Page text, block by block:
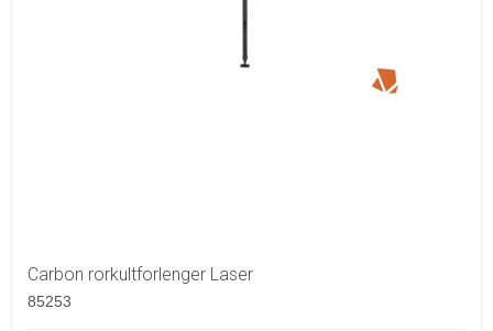
Carbon rorkultforlenger Laser
85253